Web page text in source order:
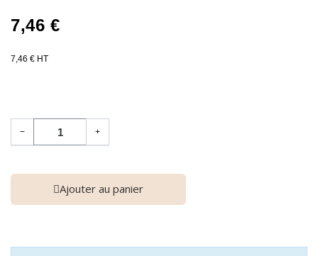
7,46 €
7,46 € HT
− +
Ajouter au panier